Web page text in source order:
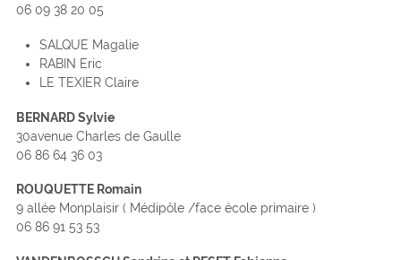
06 09 38 20 05
SALQUE Magalie
RABIN Eric
LE TEXIER Claire
BERNARD Sylvie
30avenue Charles de Gaulle
06 86 64 36 03
ROUQUETTE Romain
9 allée Monplaisir ( Médipôle /face école primaire )
06 86 91 53 53